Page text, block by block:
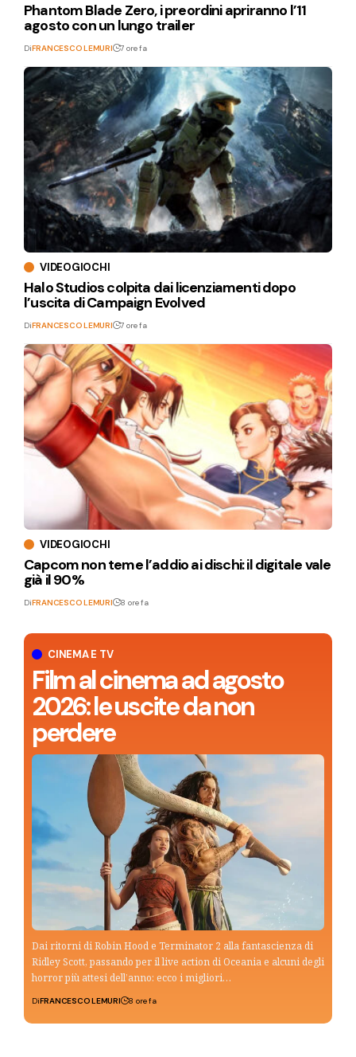
CINEMA E TV
Film al cinema ad agosto
2026: le uscite da non
perdere
Dai ritorni di Robin Hood e Terminator 2 alla fantascienza di
Ridley Scott, passando per il live action di Oceania e alcuni degli
horror più attesi dell’anno: ecco i migliori…
DiFRANCESCO LEMURI 8 ore fa
Phantom Blade Zero, i preordini apriranno l’11
agosto con un lungo trailer
DiFRANCESCO LEMURI 7 ore fa
VIDEOGIOCHI
Halo Studios colpita dai licenziamenti dopo
l’uscita di Campaign Evolved
DiFRANCESCO LEMURI 7 ore fa
VIDEOGIOCHI
Capcom non teme l’addio ai dischi: il digitale vale
già il 90%
DiFRANCESCO LEMURI 8 ore fa